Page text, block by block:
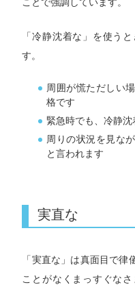
「冷静沈着な」を使う
す。
周囲が慌ただしい
格です
緊急時でも、冷静
周りの状況を見な
と言われます
実直な
「実直な」は真面目で
ことがなくまっすぐな